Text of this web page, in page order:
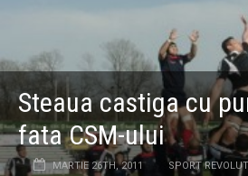
Steaua castiga cu
fata CSM-ului
MARTIE 26TH, 2011
SPORT